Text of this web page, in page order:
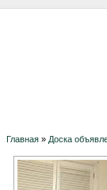
Главная » Доска